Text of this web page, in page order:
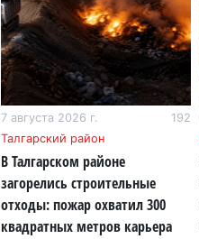
7 августа 2026 г.
192
Талгарский район
В Талгарском районе
загорелись строительные
отходы: пожар охватил 300
квадратных метров карьера